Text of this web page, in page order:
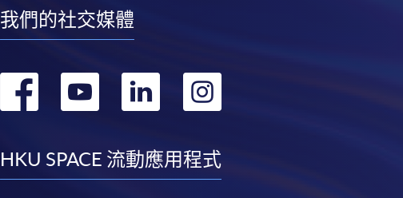
我們的社交媒體
轉
facebook
轉
youtube
轉
linkedin
轉
instagram
HKU SPACE 流動應用程式